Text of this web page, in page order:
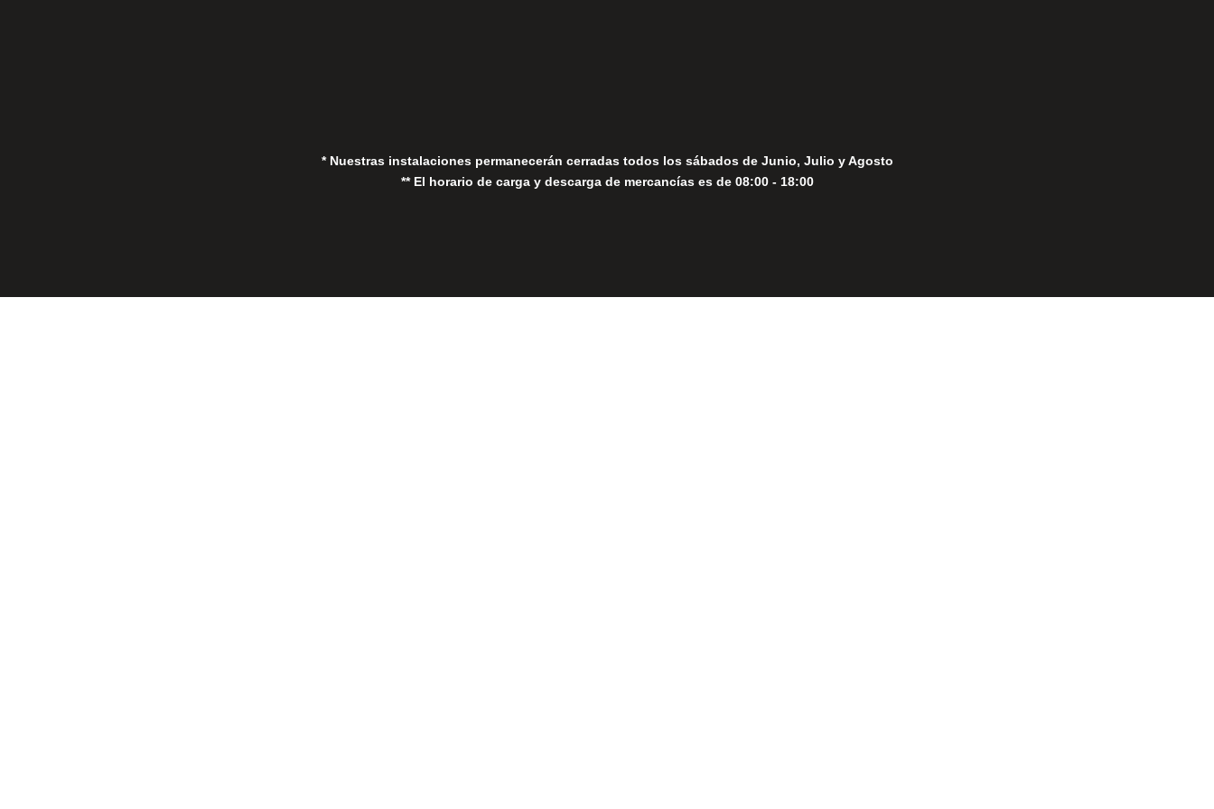
* Nuestras instalaciones permanecerán cerradas todos los sábados de Junio, Julio y Agosto
** El horario de carga y descarga de mercancías es de 08:00 - 18:00